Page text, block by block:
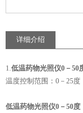
详细介绍
1.低温药物光照仪0 － 50
温度控制范围： 0 － 25度
低温药物光照仪0－50度